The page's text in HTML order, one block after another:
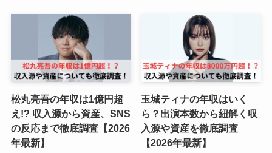
松丸亮吾の年収は1億円超
え!? 収入源から資産、SNS
の反応まで徹底調査【2026
年最新】
玉城ティナの年収はいく
ら？出演本数から紐解く収
入源や資産を徹底調査
【2026年最新】